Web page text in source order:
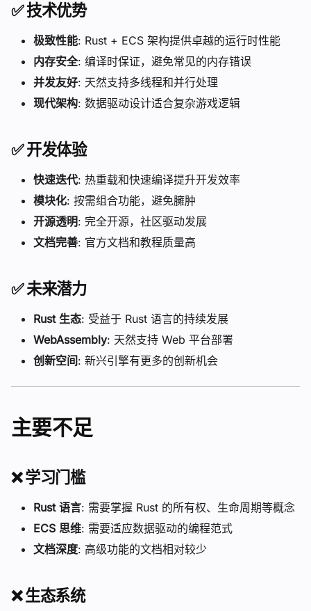
✅技术优势
极致性能: Rust + ECS 架构提供卓越的运行时性能
内存安全: 编译时保证，避免常见的内存错误
并发友好: 天然支持多线程和并行处理
现代架构: 数据驱动设计适合复杂游戏逻辑
✅开发体验
快速迭代: 热重载和快速编译提升开发效率
模块化: 按需组合功能，避免臃肿
开源透明: 完全开源，社区驱动发展
文档完善: 官方文档和教程质量高
✅未来潜力
Rust 生态: 受益于 Rust 语言的持续发展
WebAssembly: 天然支持 Web 平台部署
创新空间: 新兴引擎有更多的创新机会
主要不足
❌学习门槛
Rust 语言: 需要掌握 Rust 的所有权、生命周期等概念
ECS 思维: 需要适应数据驱动的编程范式
文档深度: 高级功能的文档相对较少
❌生态系统